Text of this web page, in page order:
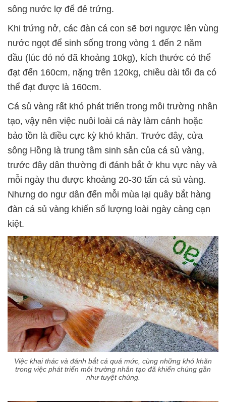
sông nước lợ để đẻ trứng.
Khi trứng nở, các đàn cá con sẽ bơi ngược lên vùng
nước ngọt để sinh sống trong vòng 1 đến 2 năm
đầu (lúc đó nó đã khoảng 10kg), kích thước có thể
đạt đến 160cm, nặng trên 120kg, chiều dài tối đa có
thể đạt được là 160cm.
Cá sủ vàng rất khó phát triển trong môi trường nhân
tạo, vậy nên việc nuôi loài cá này làm cảnh hoặc
bảo tồn là điều cực kỳ khó khăn. Trước đây, cửa
sông Hồng là trung tâm sinh sản của cá sủ vàng,
trước đây dân thường đi đánh bắt ở khu vực này và
mỗi ngày thu được khoảng 20-30 tấn cá sủ vàng.
Nhưng do ngư dân đến mỗi mùa lại quây bắt hàng
đàn cá sủ vàng khiến số lượng loài ngày càng cạn
kiệt.
Việc khai thác và đánh bắt cá quá mức, cùng những khó khăn
trong việc phát triển môi trường nhân tạo đã khiến chúng gần
như tuyệt chủng.